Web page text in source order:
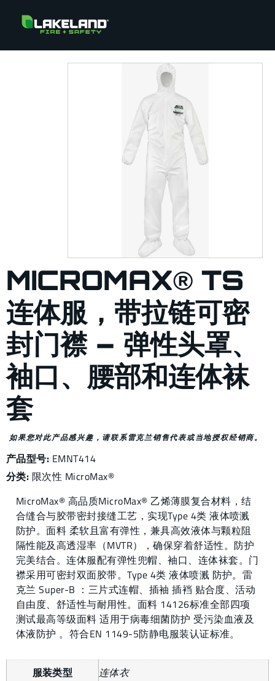
MICROMAX® TS
连体服，带拉链可密
封门襟 – 弹性头罩、
袖口、腰部和连体袜
套
如果您对此产品感兴趣，请联系雷克兰销售代表或当地授权经销商。
产品型号: EMNT414
分类: 限次性 MicroMax®
MicroMax® 高品质MicroMax® 乙烯薄膜复合材料，结
合缝合与胶带密封接缝工艺，实现Type 4类 液体喷溅
防护。面料 柔软且富有弹性，兼具高效液体与颗粒阻
隔性能及高透湿率（MVTR），确保穿着舒适性。防护
完美结合。连体服配有弹性兜帽、袖口、连体袜套。门
襟采用可密封双面胶带。Type 4类 液体喷溅 防护。雷
克兰 Super-B ：三片式连帽、插袖 插裆 贴合度、活动
自由度、舒适性与耐用性。面料 14126标准全部四项
测试最高等级面料 适用于病毒细菌防护 受污染血液及
体液防护 。符合EN 1149-5防静电服装认证标准。
服装类型 连体衣